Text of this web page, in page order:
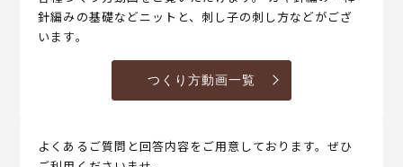
針編みの基礎などニットと、刺し子の刺し方などがござ
います。
つくり方動画一覧
よくあるご質問と回答内容をご用意しております。ぜひ